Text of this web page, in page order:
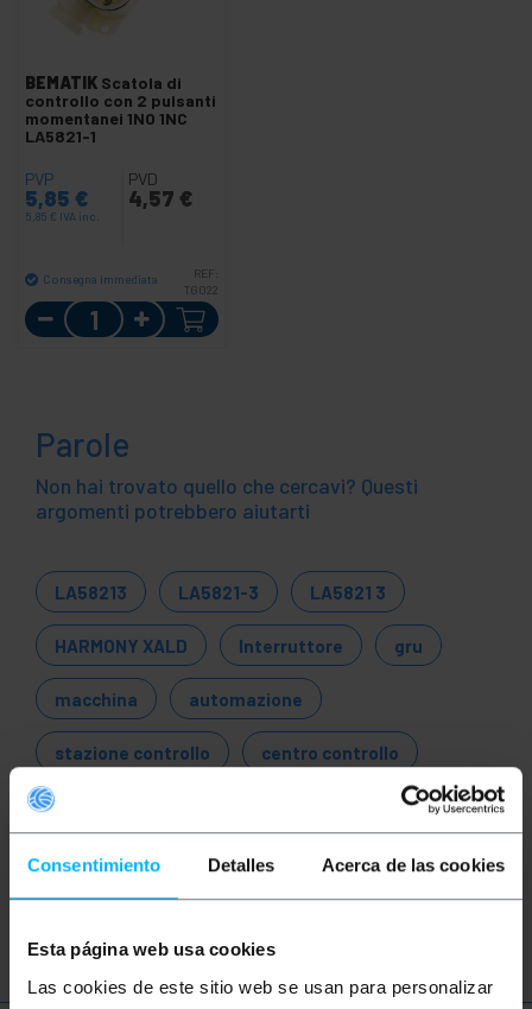
Consentimiento Detalles Acerca de las cookies
Esta página web usa cookies
Las cookies de este sitio web se usan para personalizar
BEMATIK Scatola di
controllo con 2 pulsanti
momentanei 1NO 1NC
LA5821-1
PVP
5,85 €
5,85 € IVA inc.
PVD
4,57 €
Consegna immediata
REF:
TG022
Quantità
Parole
Non hai trovato quello che cercavi? Questi
argomenti potrebbero aiutarti
LA58213 LA5821-3 LA5821 3
HARMONY XALD Interruttore gru
macchina automazione
stazione controllo centro controllo
pulsante
stazione comando scatola controllo